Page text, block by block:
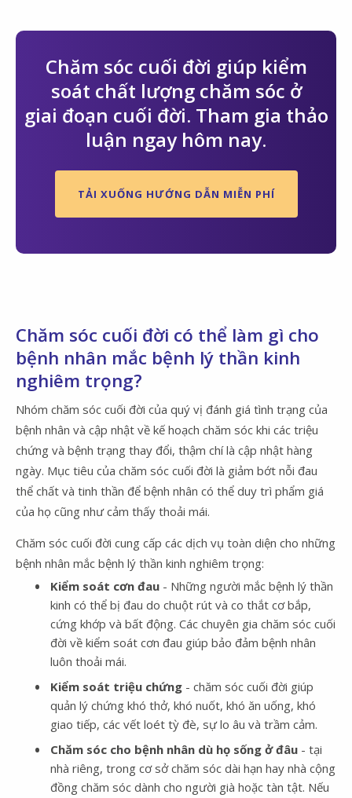
Chăm sóc cuối đời giúp kiểm
soát chất lượng chăm sóc ở
giai đoạn cuối đời. Tham gia thảo
luận ngay hôm nay.
TẢI XUỐNG HƯỚNG DẪN MIỄN PHÍ
Chăm sóc cuối đời có thể làm gì cho
bệnh nhân mắc bệnh lý thần kinh
nghiêm trọng?
Nhóm chăm sóc cuối đời của quý vị đánh giá tình trạng của
bệnh nhân và cập nhật về kế hoạch chăm sóc khi các triệu
chứng và bệnh trạng thay đổi, thậm chí là cập nhật hàng
ngày. Mục tiêu của chăm sóc cuối đời là giảm bớt nỗi đau
thể chất và tinh thần để bệnh nhân có thể duy trì phẩm giá
của họ cũng như cảm thấy thoải mái.
Chăm sóc cuối đời cung cấp các dịch vụ toàn diện cho những
bệnh nhân mắc bệnh lý thần kinh nghiêm trọng:
Kiểm soát cơn đau - Những người mắc bệnh lý thần
kinh có thể bị đau do chuột rút và co thắt cơ bắp,
cứng khớp và bất động. Các chuyên gia chăm sóc cuối
đời về kiểm soát cơn đau giúp bảo đảm bệnh nhân
luôn thoải mái.
Kiểm soát triệu chứng - chăm sóc cuối đời giúp
quản lý chứng khó thở, khó nuốt, khó ăn uống, khó
giao tiếp, các vết loét tỳ đè, sự lo âu và trầm cảm.
Chăm sóc cho bệnh nhân dù họ sống ở đâu - tại
nhà riêng, trong cơ sở chăm sóc dài hạn hay nhà cộng
đồng chăm sóc dành cho người già hoặc tàn tật. Nếu